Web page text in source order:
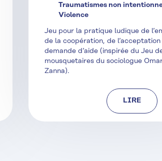
Traumatismes non
Violence
Jeu pour la pratique ludique de
de la coopération, de
demande d’aide (inspirée du Jeu
mousquetaires du sociologue
Zanna).
LIRE